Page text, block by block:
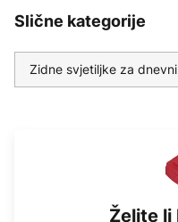
Slične kategorije
Zidne svjetiljke za
Želite li